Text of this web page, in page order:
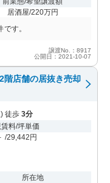
居酒屋/220万円
す。
譲渡No.：8917
公開日：2021-10-07
階店舗の居抜き売却
徒歩 3分
料/坪単価
/29,442円
所在地